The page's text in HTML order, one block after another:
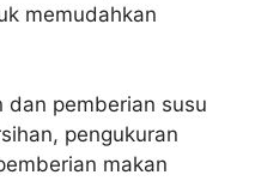
memudahkan
dan pemberian susu
pengukuran
makan